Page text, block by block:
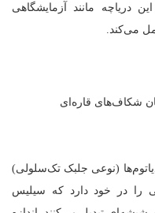
دریاچه مانند آزمایشگاهی
می‌کند.
(نوعی جلبک تک‌سلولی)
را در خود دارد که سیلیس